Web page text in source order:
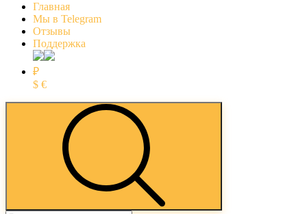
Главная
Мы в Telegram
Отзывы
Поддержка
₽
$ €